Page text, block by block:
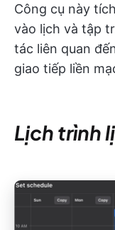
Công cụ này
vào lịch và tập
tác liên quan
giao tiếp liền
Lịch trình